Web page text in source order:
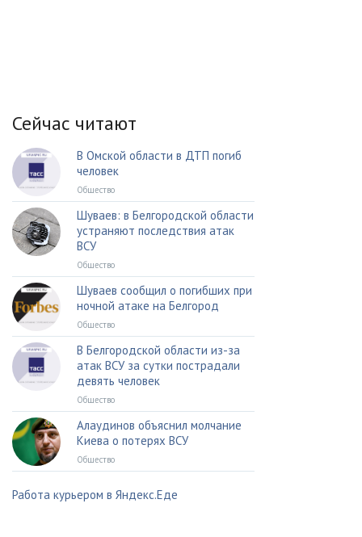
Сейчас читают
В Омской области в ДТП погиб
человек
Общество
Шуваев: в Белгородской области
устраняют последствия атак
ВСУ
Общество
Шуваев сообщил о погибших при
ночной атаке на Белгород
Общество
В Белгородской области из-за
атак ВСУ за сутки пострадали
девять человек
Общество
Алаудинов объяснил молчание
Киева о потерях ВСУ
Общество
Работа курьером в Яндекс.Еде